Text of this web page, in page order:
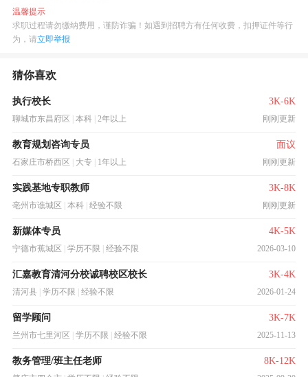
温馨提示
求职过程请勿缴纳费用，谨防诈骗！如遇到招聘方有任何收费，扣押证件等行
为，请立即举报
猜你喜欢
执行校长 3K-6K
聊城市东昌府区 本科 2年以上 刚刚更新
教育规划咨询专员 面议
石家庄市桥西区 大专 1年以上 刚刚更新
实践基地专职教师 3K-8K
亳州市谯城区 本科 经验不限 刚刚更新
新媒体专员 4K-5K
宁德市蕉城区 学历不限 经验不限 2026-03-10
汇嘉教育清河分校诚聘校区校长 3K-4K
清河县 学历不限 经验不限 2026-01-24
留学顾问 3K-7K
兰州市七里河区 学历不限 经验不限 2025-11-13
教务管理/班主任老师 8K-12K